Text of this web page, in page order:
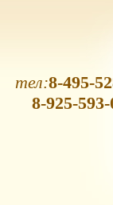
тел:8-495-
8-925-